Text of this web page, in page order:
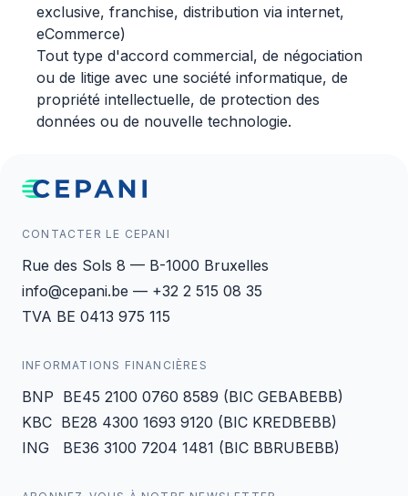
exclusive, franchise, distribution via internet,
eCommerce)
Tout type d'accord commercial, de négociation
ou de litige avec une société informatique, de
propriété intellectuelle, de protection des
données ou de nouvelle technologie.
CONTACTER LE CEPANI
Rue des Sols 8 — B-1000 Bruxelles
info@cepani.be — +32 2 515 08 35
TVA BE 0413 975 115
INFORMATIONS FINANCIÈRES
BNP BE45 2100 0760 8589 (BIC GEBABEBB)
KBC BE28 4300 1693 9120 (BIC KREDBEBB)
ING BE36 3100 7204 1481 (BIC BBRUBEBB)